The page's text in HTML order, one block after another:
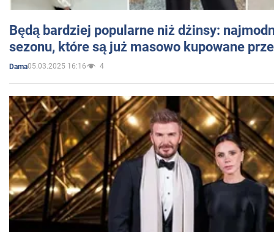
Będą bardziej popularne niż dżinsy:
sezonu, które są już masowo kupowane
Dama05.03.2025 16:16 4